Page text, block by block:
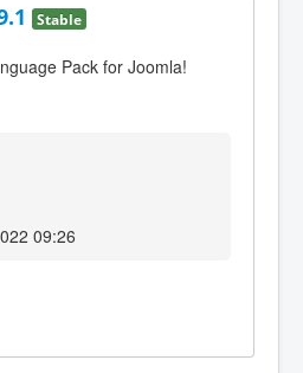
Stable
Pack for Joomla!
09:26